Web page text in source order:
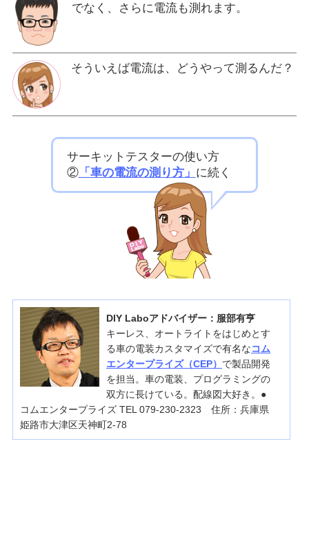
でなく、さらに電流も測れます。
そういえば電流は、どうやって測るんだ？
サーキットテスターの使い方
②「車の電流の測り方」 に続く
DIY Laboアドバイザー：服部有亨
キーレス、オートライトをはじめとす
る車の電装カスタマイズで有名なコム
エンタープライズ（CEP） で製品開発
を担当。車の電装、プログラミングの
双方に長けている。配線図大好き。●
コムエンタープライズ TEL 079-230-2323 住所：兵庫県
姫路市大津区天神町2-78